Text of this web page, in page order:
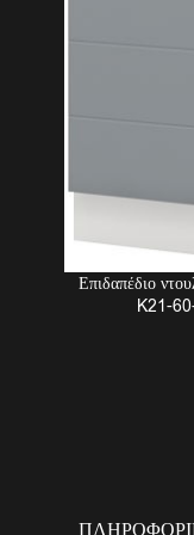
Επιδαπέδιο
K21-